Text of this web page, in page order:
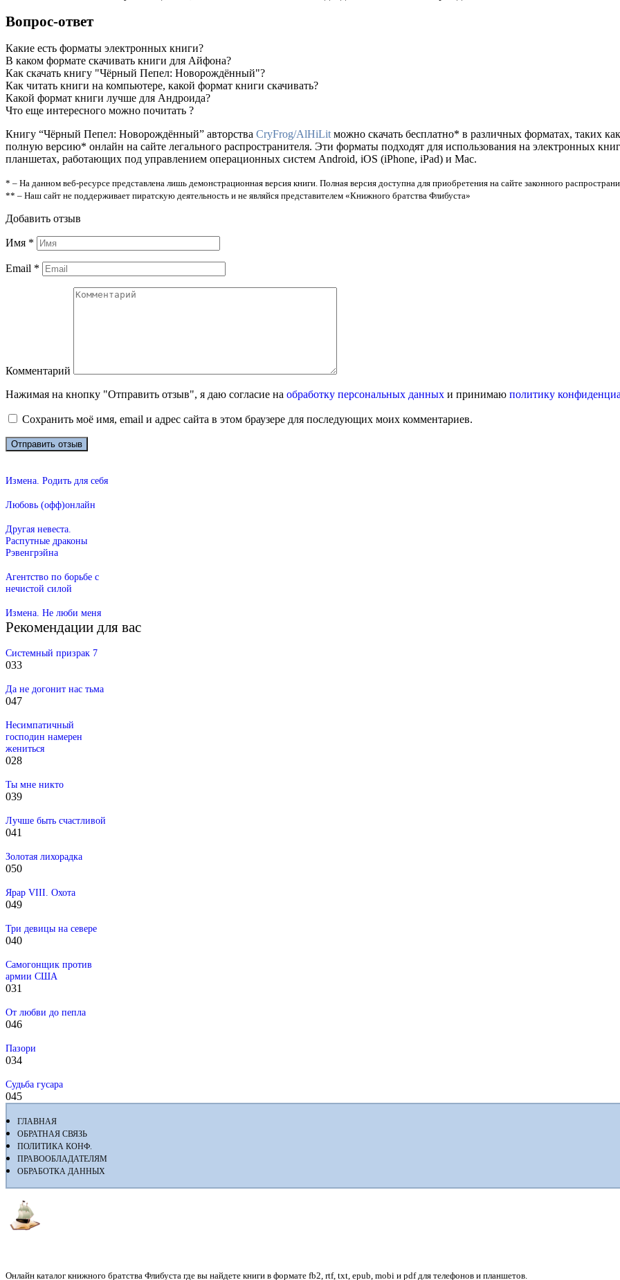
Вопрос-ответ
Какие есть форматы электронных книги?
В каком формате скачивать книги для Айфона?
Как скачать книгу "Чёрный Пепел: Новорождённый"?
Как читать книги на компьютере, какой формат книги скачивать?
Какой формат книги лучше для Андроида?
Что еще интересного можно почитать ?
Книгу “Чёрный Пепел: Новорождённый” авторства CryFrog/AlHiLit можно скачать бесплатно* в различных форматах, таких
полную версию* онлайн на сайте легального распространителя. Эти форматы подходят для использования на электронных
планшетах, работающих под управлением операционных систем Android, iOS (iPhone, iPad) и Mac.
* – На данном веб-ресурсе представлена лишь демонстрационная версия книги. Полная версия доступна для приобретения на сайте законного
** – Наш сайт не поддерживает пиратскую деятельность и не являйся представителем «Книжного братства Флибуста»
Добавить отзыв
Имя *
Email *
Комментарий
Нажимая на кнопку "Отправить отзыв", я даю согласие на обработку персональных данных и принимаю политику
Сохранить моё имя, email и адрес сайта в этом браузере для последующих моих комментариев.
Измена. Родить для себя
Любовь (офф)онлайн
Другая невеста.
Распутные драконы
Рэвенгрэйна
Агентство по борьбе с
нечистой силой
Измена. Не люби меня
Рекомендации для вас
Системный призрак 7
033
Да не догонит нас тьма
047
Несимпатичный
господин намерен
жениться
028
Ты мне никто
039
Лучше быть счастливой
041
Золотая лихорадка
050
Ярар VIII. Охота
049
Три девицы на севере
040
Самогонщик против
армии США
031
От любви до пепла
046
Пазори
034
Судьба гусара
045
ГЛАВНАЯ
ОБРАТНАЯ СВЯЗЬ
ПОЛИТИКА КОНФ.
ПРАВООБЛАДАТЕЛЯМ
ОБРАБОТКА ДАННЫХ
Онлайн каталог книжного братства Флибуста где вы найдете книги в формате fb2, rtf, txt, epub, mobi и pdf для телефонов и планшетов.